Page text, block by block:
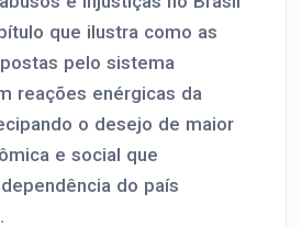
que ilustra como as
pelo sistema
reações enérgicas da
o desejo de maior
e social que
do país